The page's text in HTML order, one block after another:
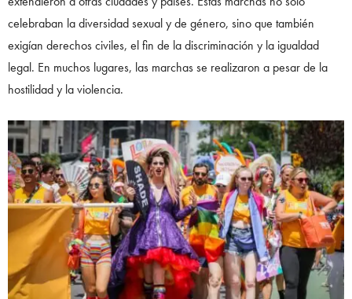
celebraban la diversidad sexual y de género, sino que también
exigían derechos civiles, el fin de la discriminación y la igualdad
legal. En muchos lugares, las marchas se realizaron a pesar de la
hostilidad y la violencia.